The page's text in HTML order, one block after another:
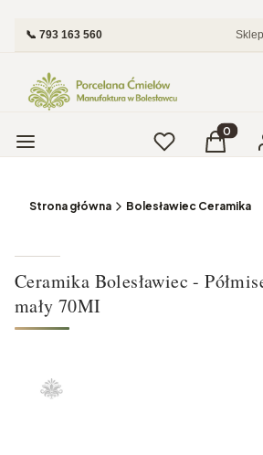
📞 793 163 560
Menu Ulubione
Koszyk
Strona główna Bolesławiec Ceramika
Ceramika Bolesławiec -
mały 70MI